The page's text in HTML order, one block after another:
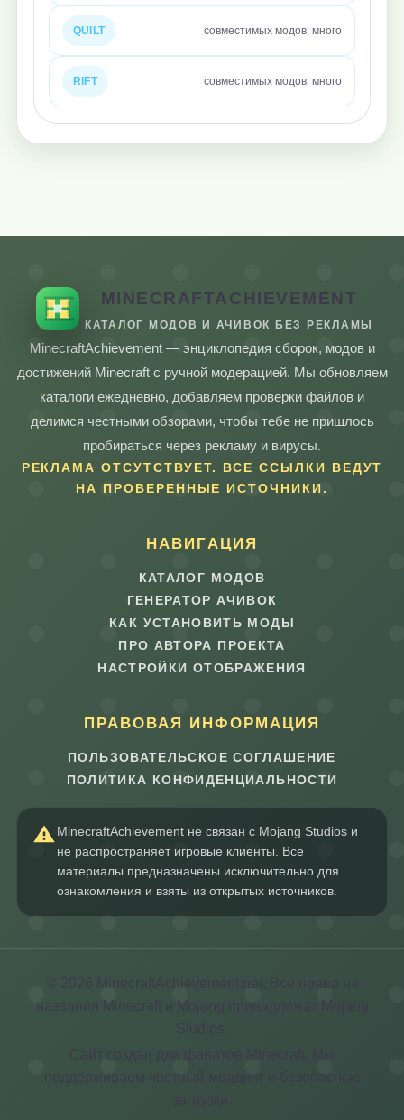
QUILT совместимых модов: много
RIFT совместимых модов: много
MINECRAFTACHIEVEMENT
КАТАЛОГ МОДОВ И АЧИВОК БЕЗ РЕКЛАМЫ
MinecraftAchievement — энциклопедия сборок, модов и
достижений Minecraft с ручной модерацией. Мы обновляем
каталоги ежедневно, добавляем проверки файлов и
делимся честными обзорами, чтобы тебе не пришлось
пробираться через рекламу и вирусы.
РЕКЛАМА ОТСУТСТВУЕТ. ВСЕ ССЫЛКИ ВЕДУТ
НА ПРОВЕРЕННЫЕ ИСТОЧНИКИ.
НАВИГАЦИЯ
КАТАЛОГ МОДОВ
ГЕНЕРАТОР АЧИВОК
КАК УСТАНОВИТЬ МОДЫ
ПРО АВТОРА ПРОЕКТА
НАСТРОЙКИ ОТОБРАЖЕНИЯ
ПРАВОВАЯ ИНФОРМАЦИЯ
ПОЛЬЗОВАТЕЛЬСКОЕ СОГЛАШЕНИЕ
ПОЛИТИКА КОНФИДЕНЦИАЛЬНОСТИ
MinecraftAchievement не связан с Mojang Studios и
не распространяет игровые клиенты. Все
материалы предназначены исключительно для
ознакомления и взяты из открытых источников.
© 2026 MinecraftAchievement.net. Все права на
названия Minecraft и Mojang принадлежат Mojang
Сайт создан для фанатов Minecraft. Мы
поддерживаем честный моддинг и безопасные